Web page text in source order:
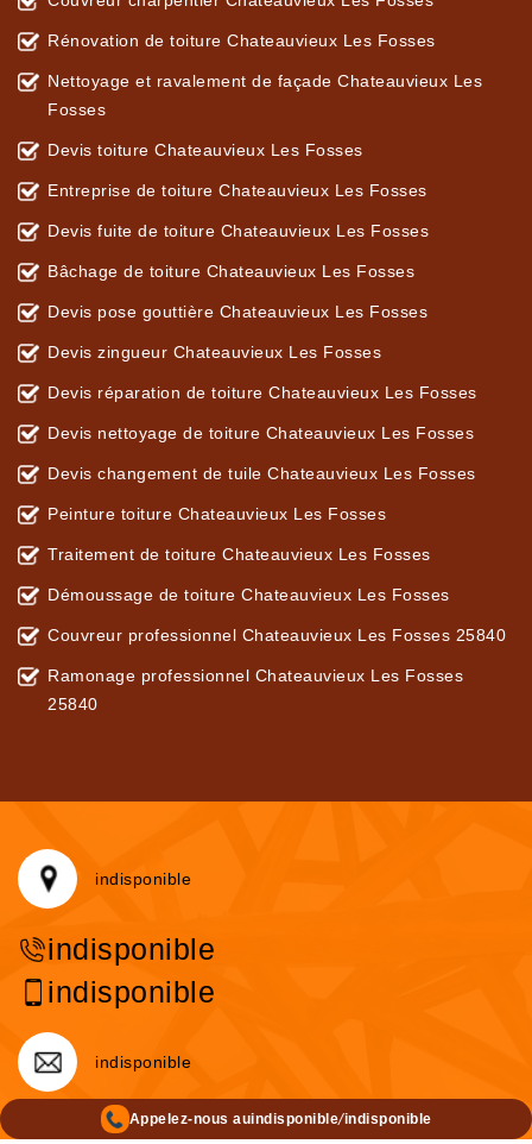
Rénovation de toiture Chateauvieux Les Fosses
Nettoyage et ravalement de façade Chateauvieux Les
Fosses
Devis toiture Chateauvieux Les Fosses
Entreprise de toiture Chateauvieux Les Fosses
Devis fuite de toiture Chateauvieux Les Fosses
Bâchage de toiture Chateauvieux Les Fosses
Devis pose gouttière Chateauvieux Les Fosses
Devis zingueur Chateauvieux Les Fosses
Devis réparation de toiture Chateauvieux Les Fosses
Devis nettoyage de toiture Chateauvieux Les Fosses
Devis changement de tuile Chateauvieux Les Fosses
Peinture toiture Chateauvieux Les Fosses
Traitement de toiture Chateauvieux Les Fosses
Démoussage de toiture Chateauvieux Les Fosses
Couvreur professionnel Chateauvieux Les Fosses 25840
Ramonage professionnel Chateauvieux Les Fosses
25840
indisponible
indisponible
indisponible
indisponible
Appelez-nous auindisponible/indisponible